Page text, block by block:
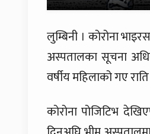
लुम्बिनी । कोरोना
अस्पतालका सूचना
वर्षीय महिलाको गए
कोरोना पोजिटिभ